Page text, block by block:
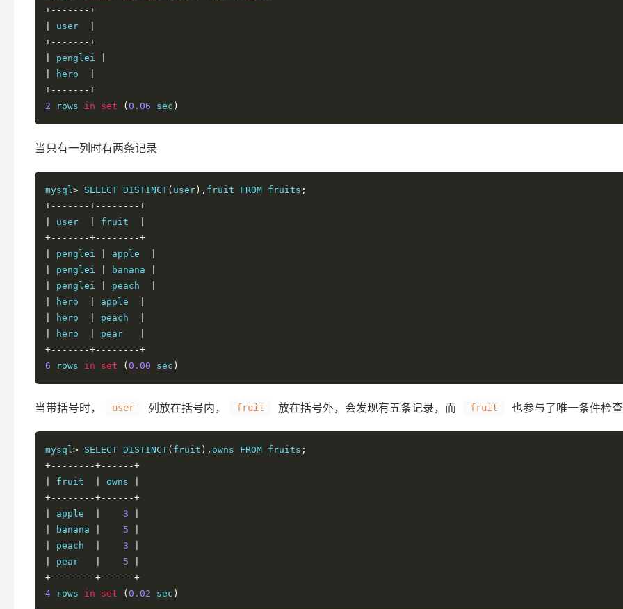
+-------+
user
+-------+
penglei
hero
+-------+
2 rows in set ( 0.06 sec )
当只有一列时有两条记录
mysql> SELECT DISTINCT( user ), fruit FROM fruits ;
+-------+--------+
user fruit
+-------+--------+
penglei apple
penglei banana
penglei peach
hero apple
hero peach
hero pear
+-------+--------+
6 rows in set ( 0.00 sec )
当带括号时， user 列放在括号内， fruit 放在括号外，会发现有五条记录，而 fruit 也参与了唯一条件检查
mysql> SELECT DISTINCT( fruit ), owns FROM fruits ;
+--------+------+
fruit owns
+--------+------+
apple 3
banana 5
peach 3
pear 5
+--------+------+
4 rows in set ( 0.02 sec )